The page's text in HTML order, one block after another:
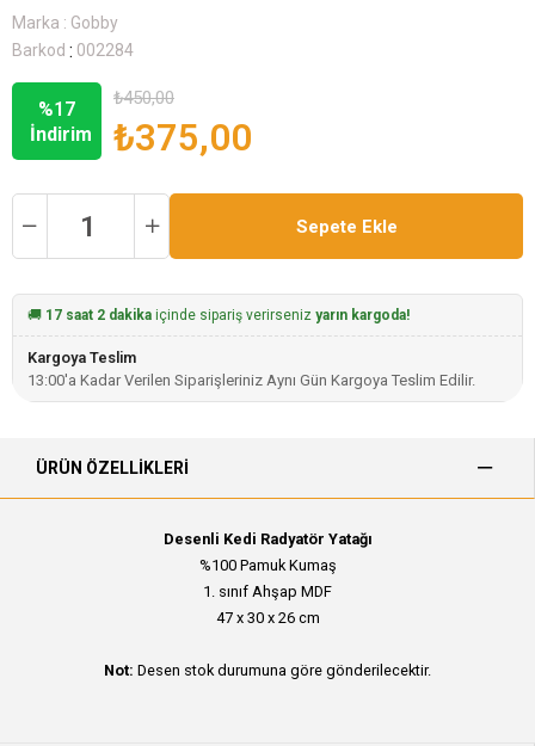
Marka : Gobby
Barkod : 002284
%17
İndirim
₺450,00
₺375,00
🚚 17 saat 2 dakika içinde sipariş verirseniz yarın kargoda!
Kargoya Teslim
13:00'a Kadar Verilen Siparişleriniz Aynı Gün Kargoya Teslim Edilir.
ÜRÜN ÖZELLIKLERI
Desenli Kedi Radyatör Yatağı
%100 Pamuk Kumaş
1. sınıf Ahşap MDF
47 x 30 x 26 cm
Not: Desen stok durumuna göre gönderilecektir.